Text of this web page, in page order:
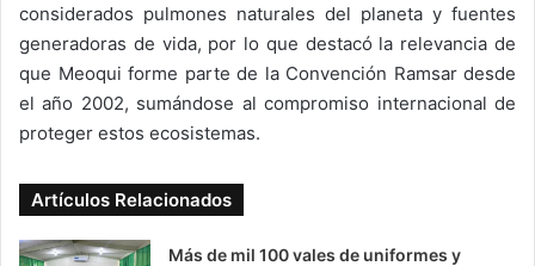
considerados pulmones naturales del planeta y fuentes
generadoras de vida, por lo que destacó la relevancia de
que Meoqui forme parte de la Convención Ramsar desde
el año 2002, sumándose al compromiso internacional de
proteger estos ecosistemas.
Artículos Relacionados
Más de mil 100 vales de uniformes y